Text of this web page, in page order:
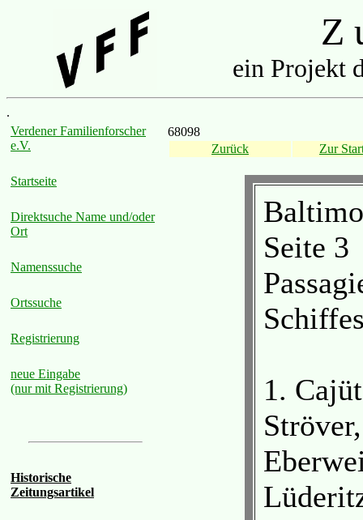
Z
ein Projekt
.
Verdener Familienforscher
e.V.
Startseite
Direktsuche Name und/oder
Ort
Namenssuche
Ortssuche
Registrierung
neue Eingabe
(nur mit Registrierung)
Historische
Zeitungsartikel
68098
Zurück
Zur
Seite 3
1.